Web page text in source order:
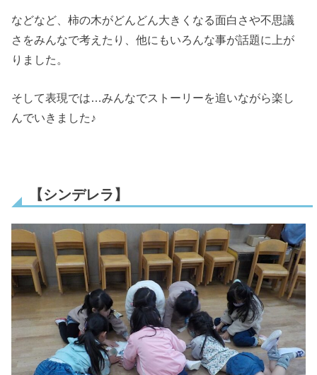
などなど、柿の木がどんどん大きくなる面白さや不思議
さをみんなで考えたり、他にもいろんな事が話題に上が
りました。
そして表現では…みんなでストーリーを追いながら楽し
んでいきました♪
【シンデレラ】